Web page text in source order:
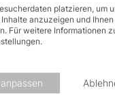
platzieren, um
anzuzeigen und Ihnen
Für weitere Informationen